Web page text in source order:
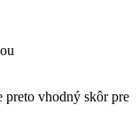
vhodný skôr pre